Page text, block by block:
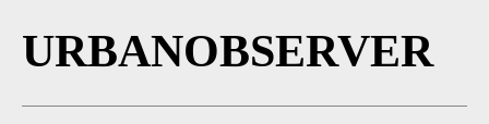
URBANOBSERVER